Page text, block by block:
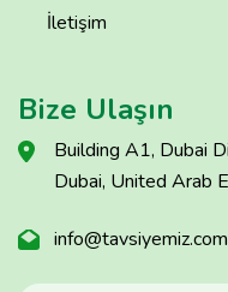
İletişim
Bize Ulaşın
Building A1, Dubai
Dubai, United Arab
info@tavsiyemiz.com